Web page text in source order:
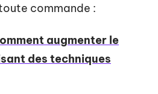
commande :
augmenter le
des techniques